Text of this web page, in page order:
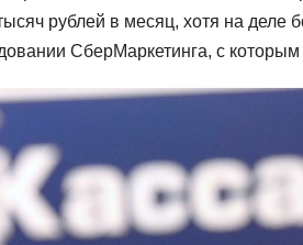
рублей в месяц, хотя на
СберМаркетинга, с которым